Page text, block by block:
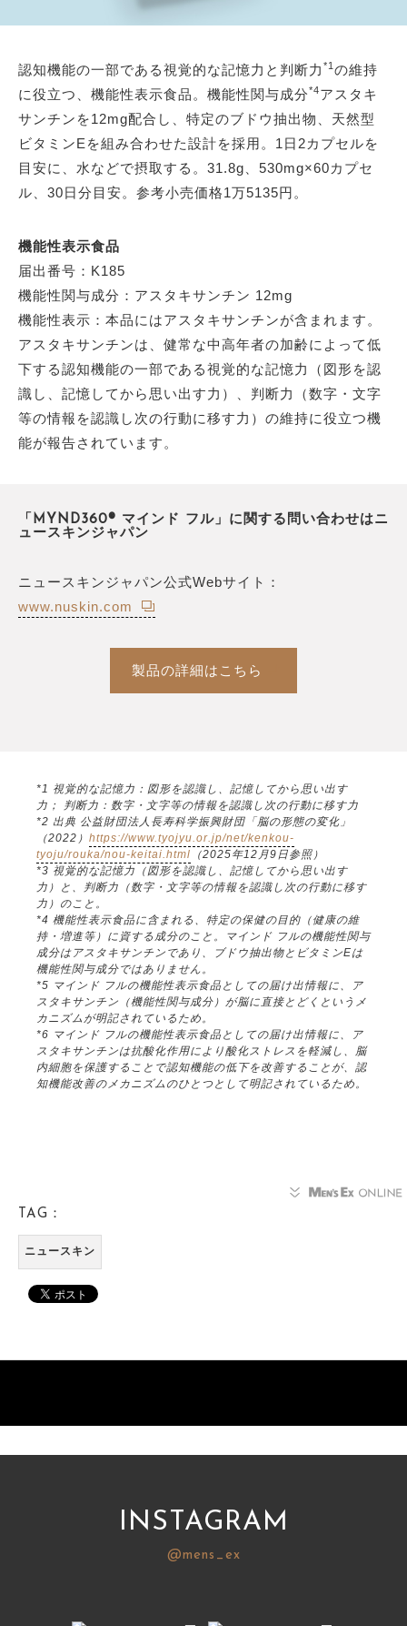
認知機能の一部である視覚的な記憶力と判断力 *1 の維持
に役立つ、機能性表示食品。機能性関与成分*4アスタキ
サンチンを12mg配合し、特定のブドウ抽出物、天然型
ビタミンEを組み合わせた設計を採用。1日2カプセルを
目安に、水などで摂取する。31.8g、530mg×60カプセ
ル、30日分目安。参考小売価格1万5135円。
機能性表示食品
届出番号：K185
機能性関与成分：アスタキサンチン 12mg
機能性表示：本品にはアスタキサンチンが含まれます。
アスタキサンチンは、健常な中高年者の加齢によって低
下する認知機能の一部である視覚的な記憶力（図形を認
識し、記憶してから思い出す力）、判断力（数字・文字
等の情報を認識し次の行動に移す力）の維持に役立つ機
能が報告されています。
「MYND360® マインド フル」に関する問い合わせはニ
ュースキンジャパン
ニュースキンジャパン公式Webサイト：
www.nuskin.com
製品の詳細はこちら
*1 視覚的な記憶力：図形を認識し、記憶してから思い出す
力； 判断力：数字・文字等の情報を認識し次の行動に移す力
*2 出典 公益財団法人長寿科学振興財団「脳の形態の変化」
（2022） https://www.tyojyu.or.jp/net/kenkou-
tyoju/rouka/nou-keitai.html （2025年12月9日参照）
*3 視覚的な記憶力（図形を認識し、記憶してから思い出す
力）と、判断力（数字・文字等の情報を認識し次の行動に移す
力）のこと。
*4 機能性表示食品に含まれる、特定の保健の目的（健康の維
持・増進等）に資する成分のこと。マインド フルの機能性関与
成分はアスタキサンチンであり、ブドウ抽出物とビタミンEは
機能性関与成分ではありません。
*5 マインド フルの機能性表示食品としての届け出情報に、ア
スタキサンチン（機能性関与成分）が脳に直接とどくというメ
カニズムが明記されているため。
*6 マインド フルの機能性表示食品としての届け出情報に、ア
スタキサンチンは抗酸化作用により酸化ストレスを軽減し、脳
内細胞を保護することで認知機能の低下を改善することが、認
知機能改善のメカニズムのひとつとして明記されているため。
TAG：
ニュースキン
INSTAGRAM
@mens_ex